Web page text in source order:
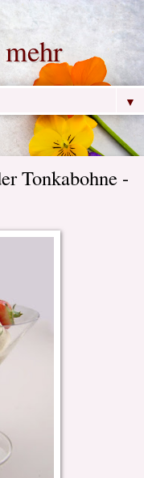
▼
Tonkabohne -